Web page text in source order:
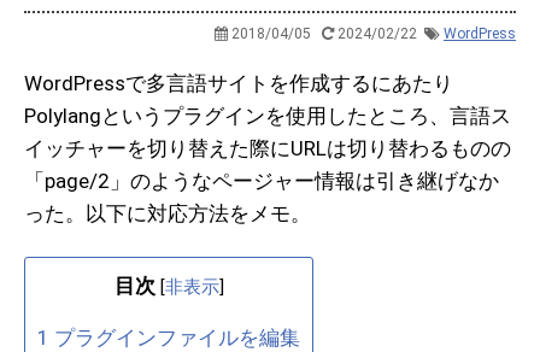
2018/04/05 2024/02/22 WordPress
WordPressで多言語サイトを作成するにあたり
Polylangというプラグインを使用したところ、言語ス
イッチャーを切り替えた際にURLは切り替わるものの
「page/2」のようなページャー情報は引き継げなか
った。以下に対応方法をメモ。
目次 [非表示]
1 プラグインファイルを編集